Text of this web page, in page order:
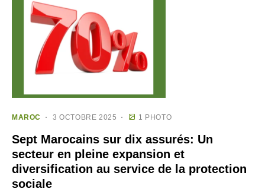
MAROC 3 OCTOBRE 2025 1 PHOTO
Sept Marocains sur dix assurés: Un
secteur en pleine expansion et
diversification au service de la protection
sociale